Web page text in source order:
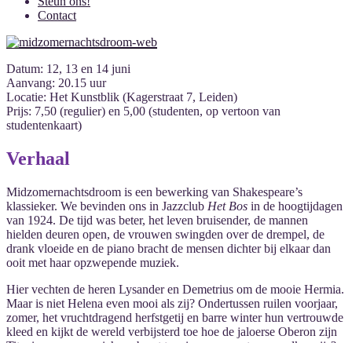
Contact
Datum: 12, 13 en 14 juni
Aanvang: 20.15 uur
Locatie: Het Kunstblik (Kagerstraat 7, Leiden)
Prijs: 7,50 (regulier) en 5,00 (studenten, op vertoon van
studentenkaart)
Verhaal
Midzomernachtsdroom is een bewerking van Shakespeare’s
klassieker. We bevinden ons in Jazzclub Het Bos in de hoogtijdagen
van 1924. De tijd was beter, het leven bruisender, de mannen
hielden deuren open, de vrouwen swingden over de drempel, de
drank vloeide en de piano bracht de mensen dichter bij elkaar dan
ooit met haar opzwepende muziek.
Hier vechten de heren Lysander en Demetrius om de mooie Hermia.
Maar is niet Helena even mooi als zij? Ondertussen ruilen voorjaar,
zomer, het vruchtdragend herfstgetij en barre winter hun vertrouwde
kleed en kijkt de wereld verbijsterd toe hoe de jaloerse Oberon zijn